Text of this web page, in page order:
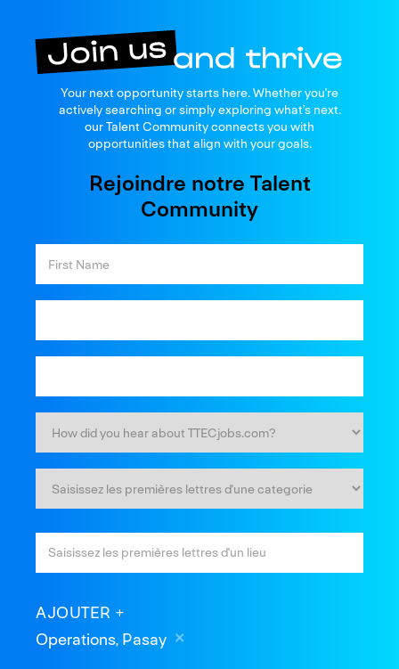
Join us
and thrive
Your next opportunity starts here. Whether you're
actively searching or simply exploring what’s next.
our Talent Community connects you with
opportunities that align with your goals.
Rejoindre notre Talent
Community
AJOUTER
Operations, Pasay